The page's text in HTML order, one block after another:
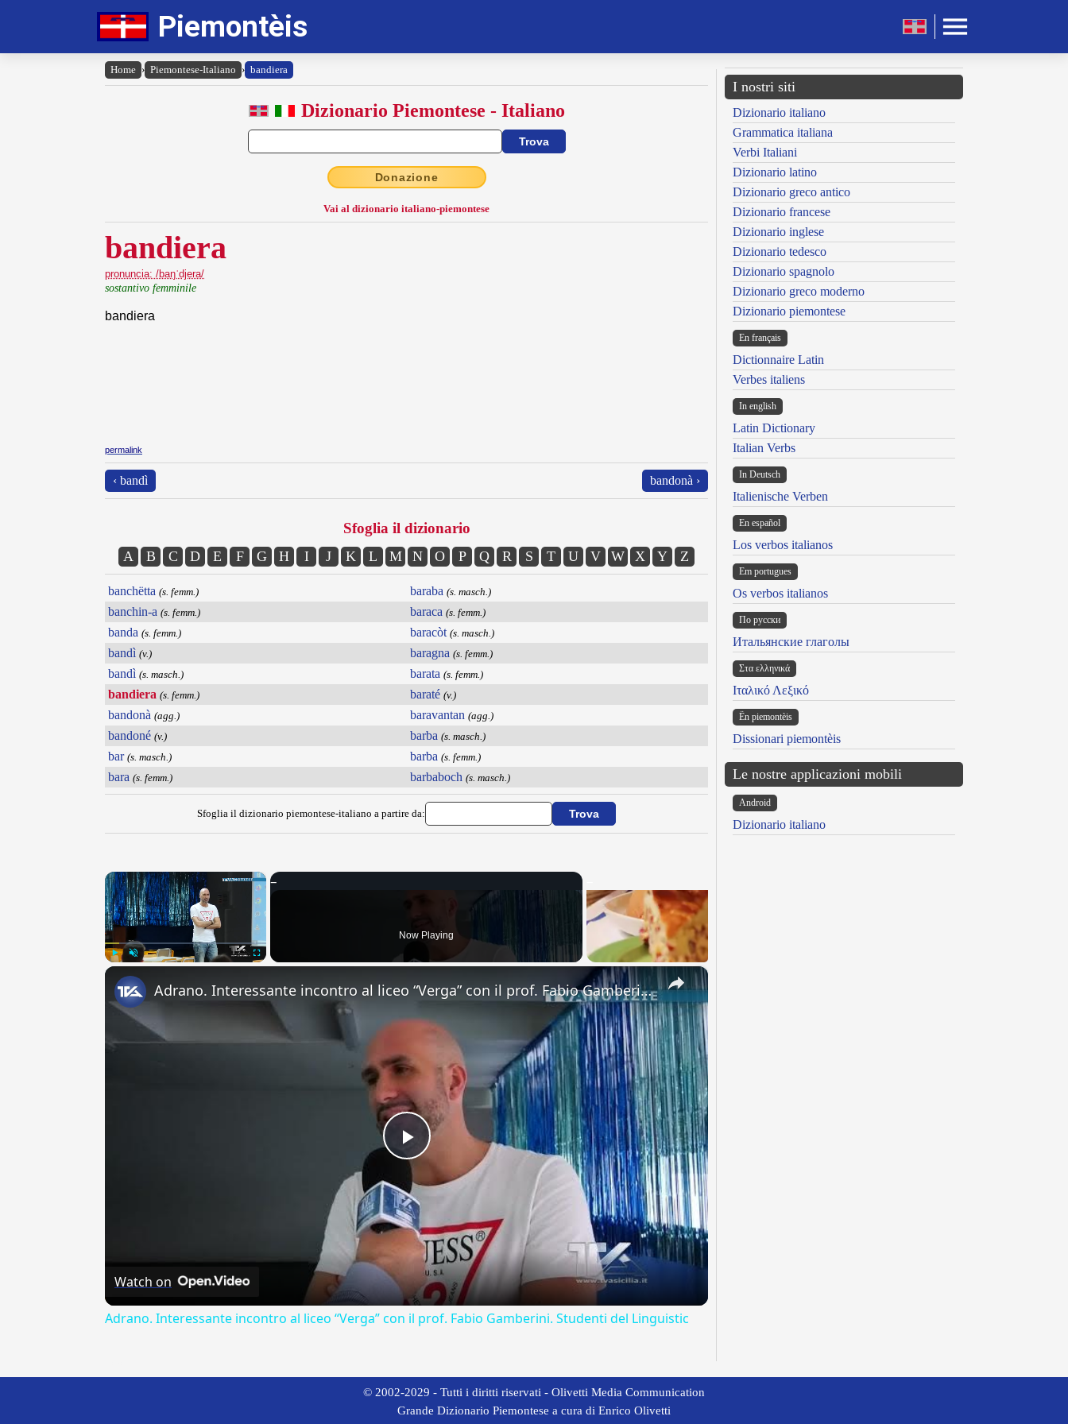
Piemontèis
Home › Piemontese-Italiano › bandiera
Dizionario Piemontese - Italiano
Donazione
Vai al dizionario italiano-piemontese
bandiera
pronuncia: /baŋˈdjera/
sostantivo femminile
bandiera
permalink
‹ bandì bandonà ›
Sfoglia il dizionario
A B C D E F G H I J K L M N O P Q R S T U V W X Y Z
banchëtta (s. femm.)
banchin-a (s. femm.)
banda (s. femm.)
bandì (v.)
bandì (s. masch.)
bandiera (s. femm.)
bandonà (agg.)
bandoné (v.)
bar (s. masch.)
bara (s. femm.)
baraba (s. masch.)
baraca (s. femm.)
baracòt (s. masch.)
baragna (s. femm.)
barata (s. femm.)
baraté (v.)
baravantan (agg.)
barba (s. masch.)
barba (s. femm.)
barbaboch (s. masch.)
Sfoglia il dizionario piemontese-italiano a partire da:
×
Now Playing
×
Play
Video
Adrano. Interessante incontro al liceo “Verga” con il prof. Fabio Gamberini. Studenti del Linguistic
Watch on
Adrano. Interessante incontro al liceo “Verga” con il prof. Fabio Gamberini. Studenti del Linguistic
I nostri siti
Dizionario italiano
Grammatica italiana
Verbi Italiani
Dizionario latino
Dizionario greco antico
Dizionario francese
Dizionario inglese
Dizionario tedesco
Dizionario spagnolo
Dizionario greco moderno
Dizionario piemontese
En français
Dictionnaire Latin
Verbes italiens
In english
Latin Dictionary
Italian Verbs
In Deutsch
Italienische Verben
En español
Los verbos italianos
Em portugues
Os verbos italianos
По русски
Итальянские глаголы
Στα ελληνικά
Ιταλικό Λεξικό
Ën piemontèis
Dissionari piemontèis
Le nostre applicazioni mobili
Android
Dizionario italiano
© 2002-2029 - Tutti i diritti riservati - Olivetti Media Communication
Grande Dizionario Piemontese a cura di Enrico Olivetti